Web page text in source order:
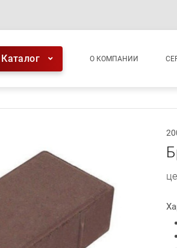
навигация
Каталог О КОМПАНИИ